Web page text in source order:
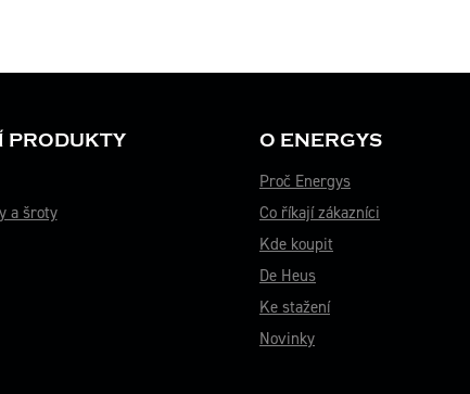
PRODUKTY
a šroty
O ENERGYS
Proč Energys
Co říkají zákazníci
Kde koupit
De Heus
Ke stažení
Novinky